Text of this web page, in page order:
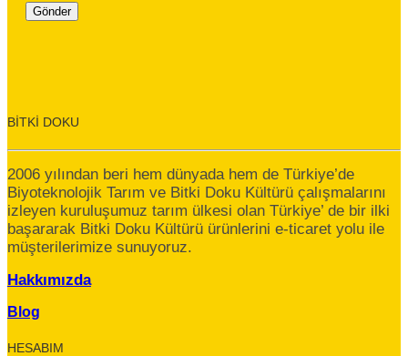
BİTKİ DOKU
2006 yılından beri hem dünyada hem de Türkiye’de
Biyoteknolojik Tarım ve Bitki Doku Kültürü çalışmalarını
izleyen kuruluşumuz tarım ülkesi olan Türkiye’ de bir ilki
başararak Bitki Doku Kültürü ürünlerini e-ticaret yolu ile
müşterilerimize sunuyoruz.
Hakkımızda
Blog
HESABIM